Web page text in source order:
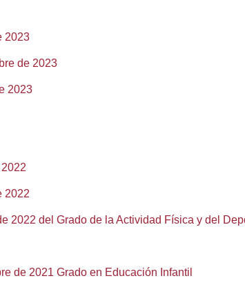
2023
de 2023
2023
2022
2022 del Grado de la Actividad Física y del
de 2021 Grado en Educación Infantil